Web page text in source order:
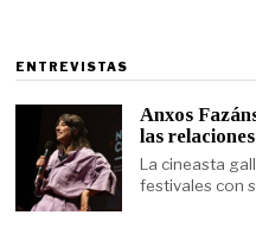
ENTREVISTAS
Anxos
las
La cineasta
festivales con